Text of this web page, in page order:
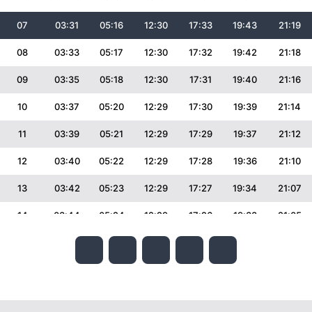
07 03:31 05:16 12:30 17:33 19:43 21:19
08 03:33 05:17 12:30 17:32 19:42 21:18
09 03:35 05:18 12:30 17:31 19:40 21:16
10 03:37 05:20 12:29 17:30 19:39 21:14
11 03:39 05:21 12:29 17:29 19:37 21:12
12 03:40 05:22 12:29 17:28 19:36 21:10
13 03:42 05:23 12:29 17:27 19:34 21:07
14 03:44 05:24 12:29 17:26 19:33 21:05
03:45 05:26 17:25 19:31